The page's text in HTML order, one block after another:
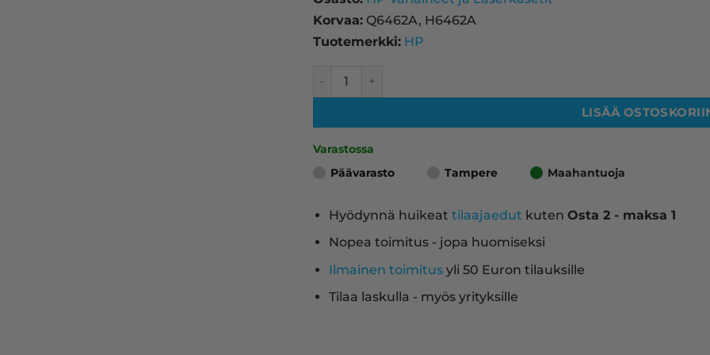
Korvaa: Q6462A, H6462A
Tuotemerkki: HP
LISÄÄ
Varastossa
Päävarasto
Tampere Maahantuoja
Hyödynnä huikeattilaajaedut kutenOsta 2 - maksa 1
Nopea toimitus - jopa huomiseksi
Ilmainen toimitus yli 50 Euron tilauksille
Tilaa laskulla - myös yrityksille